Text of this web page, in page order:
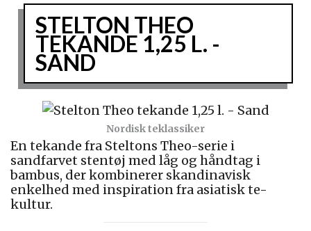
Nordisk teklassiker
STELTON THEO
TEKANDE 1,25 L. -
SAND
En tekande fra Steltons Theo-serie i
sandfarvet stentøj med låg og håndtag i
bambus, der kombinerer skandinavisk
enkelhed med inspiration fra asiatisk te-
kultur.